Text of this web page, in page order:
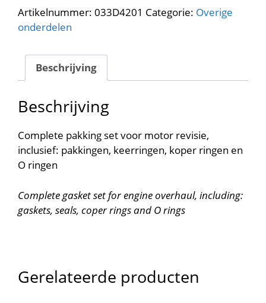
BUKH
DV36.
gasket
033D4201
Artikelnummer: 033D4201 Categorie: Overige
onderdelen
Beschrijving
Beschrijving
Complete pakking set voor motor revisie,
inclusief: pakkingen, keerringen, koper ringen en
O ringen
Complete gasket set for engine overhaul, including:
gaskets, seals, coper rings and O rings
Gerelateerde producten